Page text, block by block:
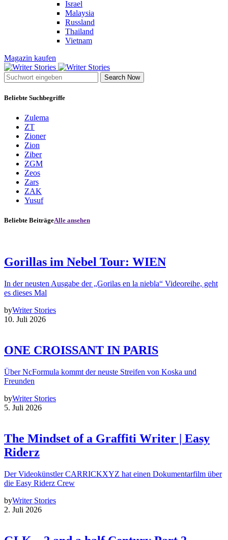
Israel
Malaysia
Russland
Thailand
Vietnam
Magazin kaufen
Search Now
Beliebte Suchbegriffe
Zulema
ZT
Zioner
Zion
Ziber
ZGM
Zeos
Zars
ZAK
Yusuf
Beliebte BeiträgeAlle ansehen
Gorillas im Nebel Tour: WIEN
In der neusten Ausgabe der „Gorilas en la niebla“ Videoreihe, geht
es dieses Mal
byWriter Stories
10. Juli 2026
ONE CROISSANT IN PARIS
Über NcFormula kommt der neuste Streifen von Koska und
Freunden
byWriter Stories
5. Juli 2026
The Mindset of a Graffiti Writer | Easy
Riderz
Der Videokünstler CARRICKXYZ hat einen Dokumentarfilm über
die Easy Riderz Crew
byWriter Stories
2. Juli 2026